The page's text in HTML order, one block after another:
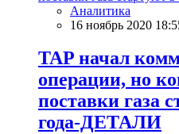
Аналитика
16 ноябрь 2020
TAP начал
операции, но
поставки газа
года-ДЕТАЛИ